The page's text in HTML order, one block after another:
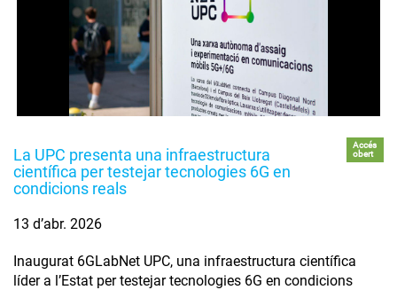
La UPC presenta una infraestructura
científica per testejar tecnologies 6G en
condicions reals
Accés
obert
13 d’abr. 2026
Inaugurat 6GLabNet UPC, una infraestructura científica
líder a l’Estat per testejar tecnologies 6G en condicions